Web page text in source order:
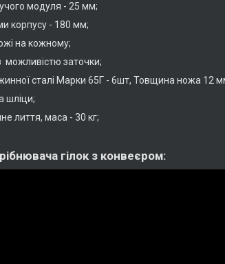
модуля - 25 мм;
корпусу - 180 мм;
на кожному;
можливістю заточки;
сталі Марки 65Г - 6шт, Товщина ножа 12
шліци;
лиття, маса - 30 кг;
гілок з конвеєром: